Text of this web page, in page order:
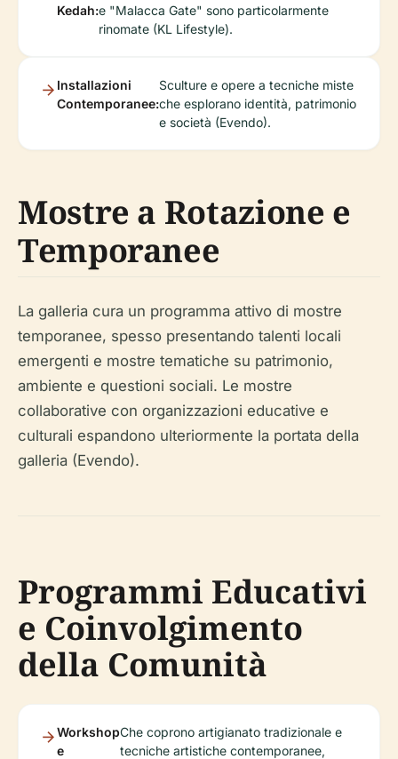
Kedah:e "Malacca Gate" sono particolarmente
rinomate (KL Lifestyle).
Installazioni
Contemporanee:
Sculture e opere a tecniche miste
che esplorano identità, patrimonio
e società (Evendo).
Mostre a Rotazione e
Temporanee
La galleria cura un programma attivo di mostre
temporanee, spesso presentando talenti locali
emergenti e mostre tematiche su patrimonio,
ambiente e questioni sociali. Le mostre
collaborative con organizzazioni educative e
culturali espandono ulteriormente la portata della
galleria (Evendo).
Programmi Educativi
e Coinvolgimento
della Comunità
Workshop
e
Che coprono artigianato tradizionale e
tecniche artistiche contemporanee,